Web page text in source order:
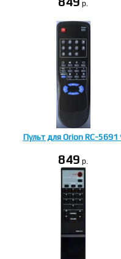
p.
Пульт для Orion RC-5691
849 p.